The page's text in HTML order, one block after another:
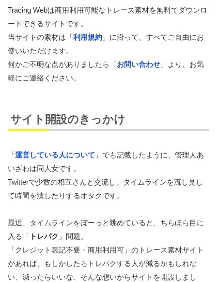
Tracing Webは商用利用可能なトレース素材を無料でダウンロ
ードできるサイトです。
当サイトの素材は「利用規約 」に沿って、すべてご自由にお
使いいただけます。
何かご不明な点がありましたら「お問い合わせ 」より、お気
軽にご連絡ください。
サイト開設のきっかけ
「運営している人について 」でも記載したように、管理人あ
いざわは同人女です。
Twitterで少数の相互さんと交流し、タイムラインを流し見し
て時間を潰したりするオタクです。
最近、タイムラインをぼーっと眺めていると、ちらほら目に
入る「 トレパク 」問題。
「クレジット表記不要・商用利用可」のトレース素材サイト
があれば、もしかしたらトレパクする人が減るかもしれな
い、減ったらいいな、そんな想いからサイトを開設しまし